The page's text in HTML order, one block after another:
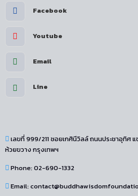
Facebook
Youtube
Email
Line
เลขที่ 999/211 ซอยเกศินีวิลล์ ถนนประชาอุทิศ
ห้วยขวาง กรุงเทพฯ
Phone: 02-690-1332
Email: